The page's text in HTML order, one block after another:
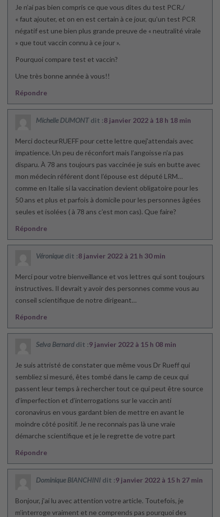
Je n’ai pas bien compris ce que vous dites du test PCR./
« faut ajouter, et on en est certain à ce jour, qu’un test PCR
négatif est une bien plus grande preuve de « neutralité virale
» que tout vaccin connu à ce jour ».
Pourquoi compare test et vaccin?
Une très bonne année à vous!!
Répondre
Michelle DUMONT dit :8 janvier 2022 à 18 h 18 min
Merci docteurRUEFF pour cette lettre quej’attendais avec
impatience. Un peu de réconfort mais l’angoisse n’a pas
disparu. À 78 ans toujours pas vaccinée je suis en butte avec
mon médecin référent dont l’épouse est député LRM…
comme en Italie si la vaccination devient obligatoire pour les
50 ans et plus et parfois à domicile pour les personnes âgées
seules et isolées ( à 78 ans c’est mon cas). Que faire?
Répondre
Véronique dit :8 janvier 2022 à 21 h 30 min
Merci pour votre bienveillance et vos lettres qui sont toujours
instructives. Il devrait y avoir des personnes comme vous au
conseil scientifique de notre dirigeant…
Répondre
Selva Bernard dit :9 janvier 2022 à 15 h 08 min
Je suis attristé de constater que même vous Dr Rueff qui
sembliez si mesuré, êtes tombé dans le camp de ceux qui
passent leur temps à rechercher tout ce qui peut être source
d’imperfection et d’interrogations sur le vaccin anti
coronavirus en vous gardant bien de mettre en avant le
moindre côté positif. Je ne reconnais pas là une vraie
démarche scientifique et je le regrette de votre part
Répondre
Dominique BIANCHINI dit :9 janvier 2022 à 15 h 27 min
Bonjour, j’ai lu avec attention votre article. Toutefois, je
m’interroge vraiment et ne comprends pas pourquoi des